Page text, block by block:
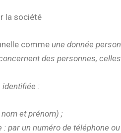
la société
comme une donnée
des personnes,
identifiée :
et prénom) ;
par un numéro de téléphone